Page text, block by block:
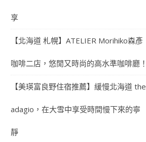
享
【北海道 札幌】ATELIER Morihiko森彥
咖啡二店，悠閒又時尚的高水準咖啡廳！
【美瑛富良野住宿推薦】緩慢北海道 the
adagio，在大雪中享受時間慢下來的寧
靜